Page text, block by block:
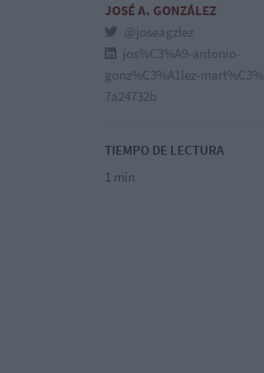
JOSÉ A. GONZÁLEZ
@joseagzlez
jos%C3%A9-antonio-
gonz%C3%A1lez-
7a24732b
TIEMPO DE LECTURA
1 min